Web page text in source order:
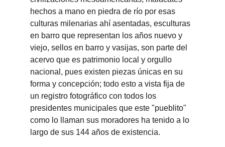
hechos a mano en piedra de río por esas
culturas milenarias ahí asentadas, esculturas
en barro que representan los años nuevo y
viejo, sellos en barro y vasijas, son parte del
acervo que es patrimonio local y orgullo
nacional, pues existen piezas únicas en su
forma y concepción; todo esto a vista fija de
un registro fotográfico con todos los
presidentes municipales que este "pueblito"
como lo llaman sus moradores ha tenido a lo
largo de sus 144 años de existencia.